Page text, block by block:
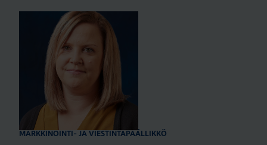
MARKKINOINTI- JA VIESTINTÄPÄÄLLIKKÖ